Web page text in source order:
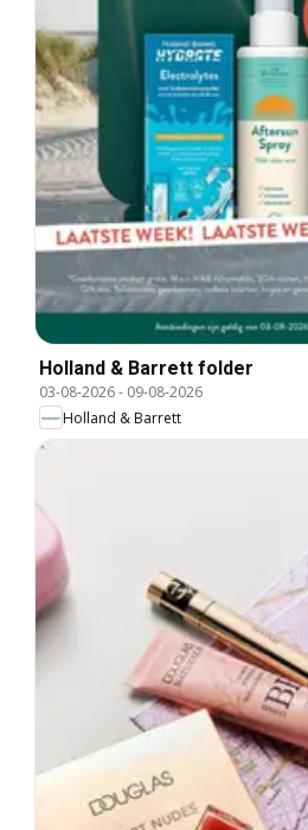
Holland & Barrett folder
03-08-2026- 09-08-2026
Holland & Barrett